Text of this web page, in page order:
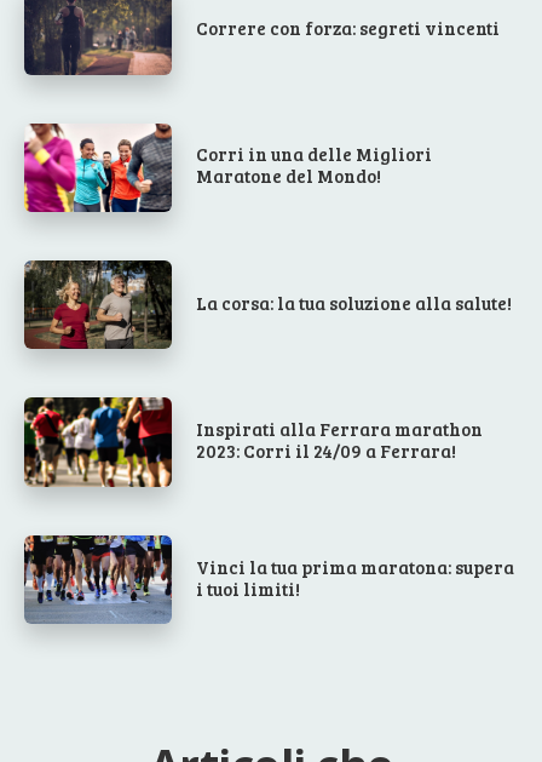
Correre con forza: segreti vincenti
Corri in una delle Migliori
Maratone del Mondo!
La corsa: la tua soluzione alla salute!
Inspirati alla Ferrara marathon
2023: Corri il 24/09 a Ferrara!
Vinci la tua prima maratona: supera
i tuoi limiti!